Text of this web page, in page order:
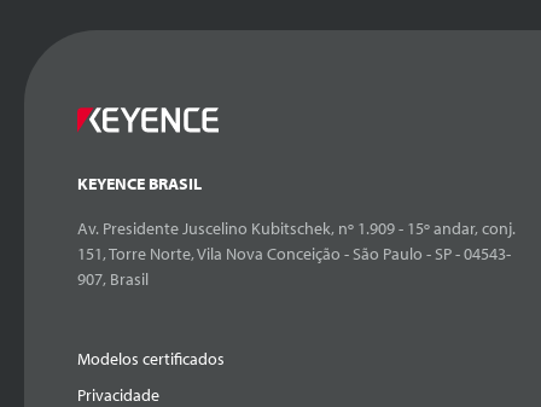
KEYENCE BRASIL
Av. Presidente Juscelino Kubitschek, nº 1.909 - 15º andar, conj.
151, Torre Norte, Vila Nova Conceição - São Paulo - SP - 04543-
907, Brasil
Modelos certificados
Privacidade